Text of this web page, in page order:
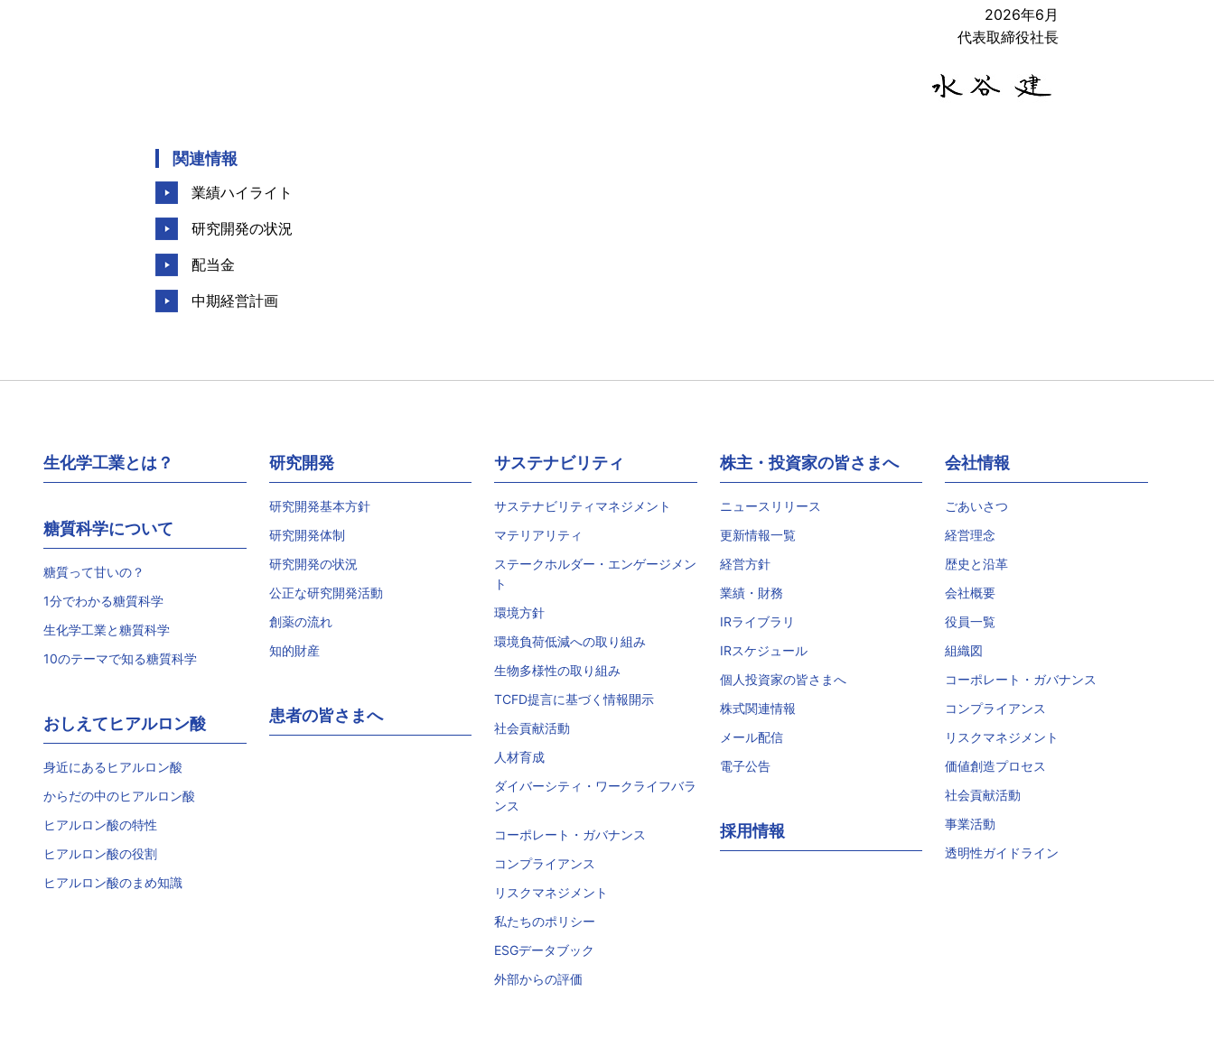
2026年6月
代表取締役社長
関連情報
業績ハイライト
研究開発の状況
配当金
中期経営計画
生化学工業とは？
糖質科学について
糖質って甘いの？
1分でわかる糖質科学
生化学工業と糖質科学
10のテーマで知る糖質科学
おしえてヒアルロン酸
身近にあるヒアルロン酸
からだの中のヒアルロン酸
ヒアルロン酸の特性
ヒアルロン酸の役割
ヒアルロン酸のまめ知識
研究開発
研究開発基本方針
研究開発体制
研究開発の状況
公正な研究開発活動
創薬の流れ
知的財産
患者の皆さまへ
サステナビリティ
サステナビリティマネジメント
マテリアリティ
ステークホルダー・エンゲージメン
ト
環境方針
環境負荷低減への取り組み
生物多様性の取り組み
TCFD提言に基づく情報開示
社会貢献活動
人材育成
ダイバーシティ・ワークライフバラ
ンス
コーポレート・ガバナンス
コンプライアンス
リスクマネジメント
私たちのポリシー
ESGデータブック
外部からの評価
株主・投資家の皆さまへ
ニュースリリース
更新情報一覧
経営方針
業績・財務
IRライブラリ
IRスケジュール
個人投資家の皆さまへ
株式関連情報
メール配信
電子公告
採用情報
会社情報
ごあいさつ
経営理念
歴史と沿革
会社概要
役員一覧
組織図
コーポレート・ガバナンス
コンプライアンス
リスクマネジメント
価値創造プロセス
社会貢献活動
事業活動
透明性ガイドライン